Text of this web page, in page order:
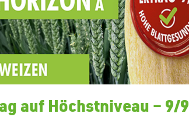
auf Höchstniveau – 9/9